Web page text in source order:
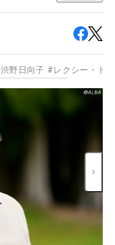
渋野日向子 #レクシー・ト